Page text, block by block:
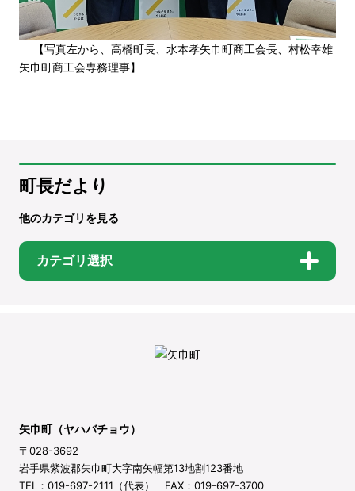
【写真左から、高橋町長、水本孝矢巾町商工会長、村松幸雄
矢巾町商工会専務理事】
町長だより
他のカテゴリを見る
カテゴリ選択
矢巾町（ヤハバチョウ）
〒028-3692
岩手県紫波郡矢巾町大字南矢幅第13地割123番地
TEL：019-697-2111（代表） FAX：019-697-3700